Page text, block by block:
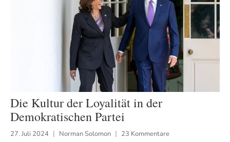
Die Kultur der Loyalität in der
Demokratischen Partei
27. Juli 2024 Norman Solomon 23 Kommentare